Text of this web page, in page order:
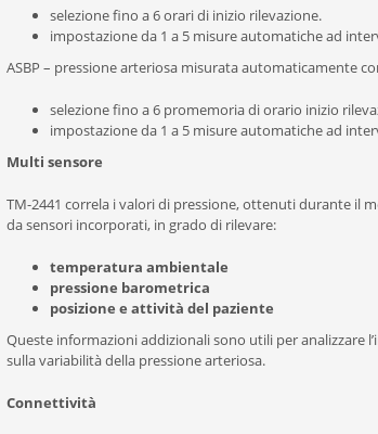
selezione fino a 6 orari di inizio rilevazione.
impostazione da 1 a 5 misure automatiche ad
ASBP – pressione arteriosa misurata automaticamente
selezione fino a 6 promemoria di orario inizio
impostazione da 1 a 5 misure automatiche ad
Multi sensore
TM-2441 correla i valori di pressione, ottenuti durante il
da sensori incorporati, in grado di rilevare:
temperatura ambientale
pressione barometrica
posizione e attività del paziente
Queste informazioni addizionali sono utili per analizzare
sulla variabilità della pressione arteriosa.
Connettività